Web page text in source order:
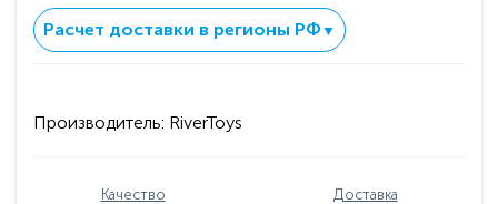
Расчет доставки в регионы РФ ▼
Производитель: RiverToys
Качество Доставка